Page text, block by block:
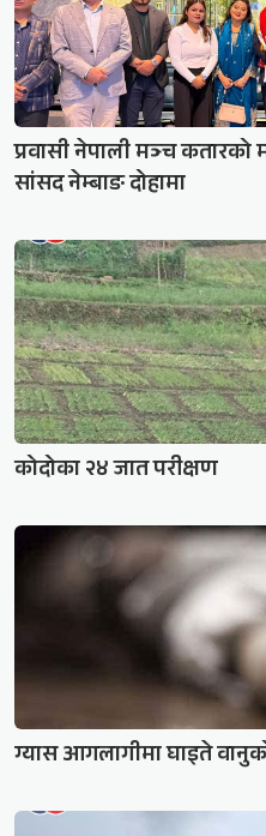
प्रवासी नेपाली मञ्च
सांसद नेम्बाङ दोहामा
कोदोका २४ जात परीक्षण
ग्यास आगलागीमा घाइते